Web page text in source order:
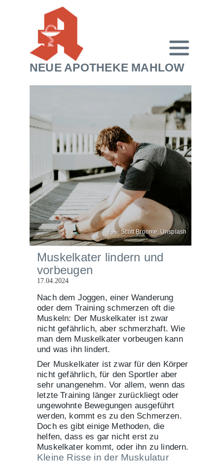
NEUE APOTHEKE MAHLOW
Foto: Scott Broome Unsplash
Muskelkater lindern und
vorbeugen
17.04.2024
Nach dem Joggen, einer Wanderung
oder dem Training schmerzen oft die
Muskeln: Der Muskelkater ist zwar
nicht gefährlich, aber schmerzhaft. Wie
man dem Muskelkater vorbeugen kann
und was ihn lindert.
Der Muskelkater ist zwar für den Körper
nicht gefährlich, für den Sportler aber
sehr unangenehm. Vor allem, wenn das
letzte Training länger zurückliegt oder
ungewohnte Bewegungen ausgeführt
werden, kommt es zu den Schmerzen.
Doch es gibt einige Methoden, die
helfen, dass es gar nicht erst zu
Muskelkater kommt, oder ihn zu lindern.
Kleine Risse in der Muskulatur